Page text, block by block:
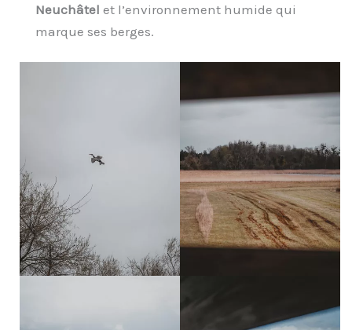
Neuchâtel et l’environnement humide qui
marque ses berges.